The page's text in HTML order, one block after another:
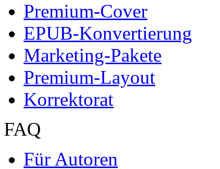
Premium-Cover
EPUB-Konvertierung
Marketing-Pakete
Premium-Layout
Korrektorat
FAQ
Für Autoren